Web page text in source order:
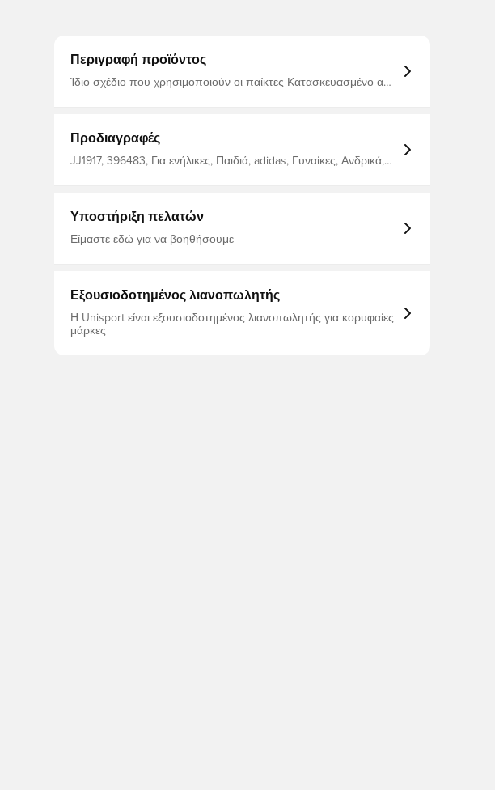
Περιγραφή προϊόντος
Ίδιο σχέδιο που χρησιμοποιούν οι παίκτες Κατασκευασμένο από
Προδιαγραφές
JJ1917, 396483, Για ενήλικες, Παιδιά, adidas, Γυναίκες, Ανδρικά,
Υποστήριξη πελατών
Είμαστε εδώ για να βοηθήσουμε
Εξουσιοδοτημένος λιανοπωλητής
Η Unisport είναι εξουσιοδοτημένος λιανοπωλητής για κορυφαίες
μάρκες